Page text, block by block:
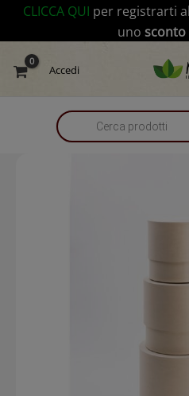
contenuto
CLICCA QUI per registrarti
uno sconto
Accedi